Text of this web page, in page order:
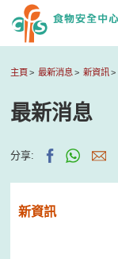
主頁 最新消息 新資訊
最新消息
分享:
新資訊